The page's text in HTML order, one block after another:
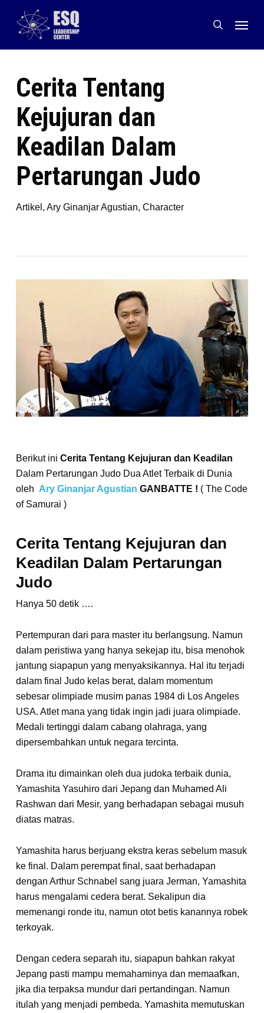
content
search
Menu
Cerita Tentang
Kejujuran dan
Keadilan Dalam
Pertarungan Judo
Artikel , Ary Ginanjar Agustian, Character
Berikut ini Cerita Tentang Kejujuran dan Keadilan
Dalam Pertarungan Judo Dua Atlet Terbaik di Dunia
oleh Ary Ginanjar Agustian GANBATTE ! ( The Code
of Samurai )
Cerita Tentang Kejujuran dan
Keadilan Dalam Pertarungan
Judo
Hanya 50 detik ….
Pertempuran dari para master itu berlangsung. Namun
dalam peristiwa yang hanya sekejap itu, bisa menohok
jantung siapapun yang menyaksikannya. Hal itu terjadi
dalam final Judo kelas berat, dalam momentum
sebesar olimpiade musim panas 1984 di Los Angeles
USA. Atlet mana yang tidak ingin jadi juara olimpiade.
Medali tertinggi dalam cabang olahraga, yang
dipersembahkan untuk negara tercinta.
Drama itu dimainkan oleh dua judoka terbaik dunia,
Yamashita Yasuhiro dari Jepang dan Muhamed Ali
Rashwan dari Mesir, yang berhadapan sebagai musuh
diatas matras.
Yamashita harus berjuang ekstra keras sebelum masuk
ke final. Dalam perempat final, saat berhadapan
dengan Arthur Schnabel sang juara Jerman, Yamashita
harus mengalami cedera berat. Sekalipun dia
memenangi ronde itu, namun otot betis kanannya robek
terkoyak.
Dengan cedera separah itu, siapapun bahkan rakyat
Jepang pasti mampu memahaminya dan memaafkan,
jika dia terpaksa mundur dari pertandingan. Namun
itulah yang menjadi pembeda. Yamashita memutuskan